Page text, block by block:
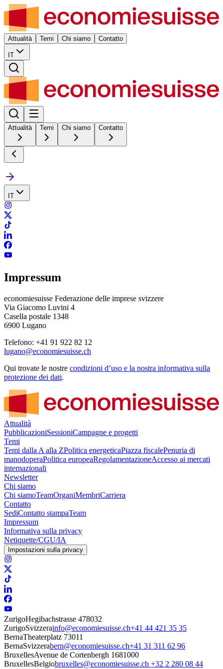
Attualità Temi Chi siamo Contatto
IT
Attualità Temi Chi siamo Contatto
IT
Impressum
economiesuisse Federazione delle imprese svizzere
Via Giacomo Luvini 4
Casella postale 1348
6900 Lugano
Telefono: +41 91 922 82 12
lugano@economiesuisse.ch
Qui trovate le nostre condizioni d’uso e la nostra informativa sulla
protezione dei dati.
Attualità
PubblicazioniSessioniCampagne e progetti
Temi
Temi dalla A alla ZPolitica energeticaPiazza fiscalePenuria di
manodoperaPolitica europeaRegolamentazioneAccesso ai mercati
internazionali
Newsletter
Chi siamo
Chi siamoTeamOrganiMembriCarriera
Contatto
SediContatto stampaTeam
Impressum
Informativa sulla privacy
Netiquette/CGU/IA
Impostazioni sulla privacy
ZurigoHegibachstrasse 478032
ZurigoSvizzerainfo@economiesuisse.ch+41 44 421 35 35
BernaTheaterplatz 73011
BernaSvizzerabern@economiesuisse.ch+41 31 311 62 96
BruxellesAvenue de Cortenbergh 1681000
BruxellesBelgiobruxelles@economiesuisse.ch +32 2 280 08 44